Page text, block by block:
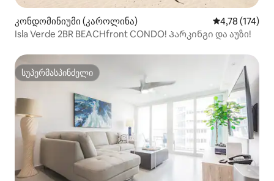
კონდომინიუმი (კაროლინა) საშუალო
4,78 (174)
Isla Verde 2BR BEACHfront CONDO! Პარკინგი და აუზი!
სუპერმასპინძელი
სუპერმასპინძელი